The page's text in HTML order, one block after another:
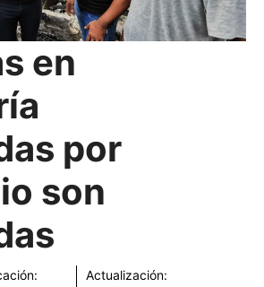
en
por
son
Actualización: